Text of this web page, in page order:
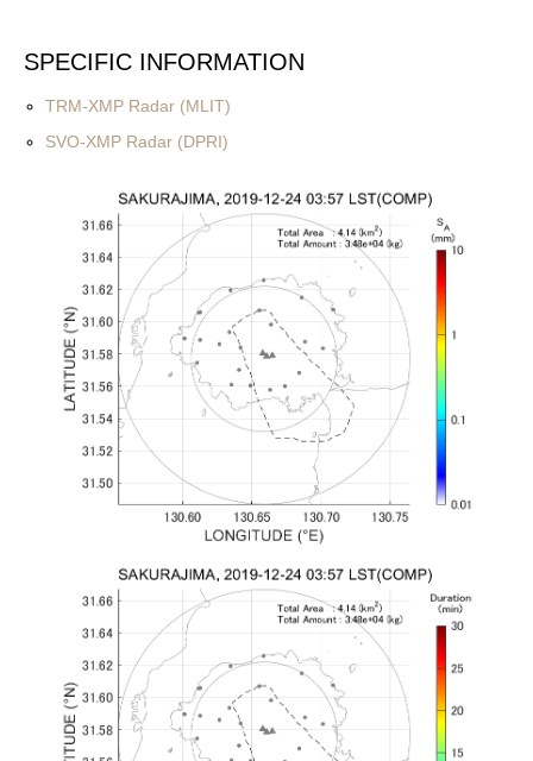
SPECIFIC INFORMATION
TRM-XMP Radar (MLIT)
SVO-XMP Radar (DPRI)